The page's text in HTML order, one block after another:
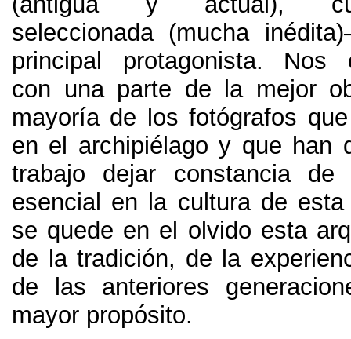
seleccionada(mucha inédita)
principal protagonista. Nos
con una parte de la mejor
mayoría de los fotógrafos
en el archipiélago y que han
trabajo dejar constancia de
esencial en la cultura de esta
se quede en el olvido esta
de la tradición, de la
de las anteriores
mayor propósito.